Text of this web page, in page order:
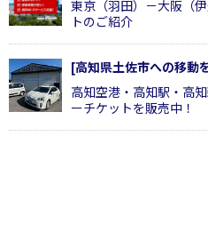
東京（羽田）－大阪（
トのご紹介
[高知県土佐市への移動
高知空港・高知駅・高
ーチケットを販売中！